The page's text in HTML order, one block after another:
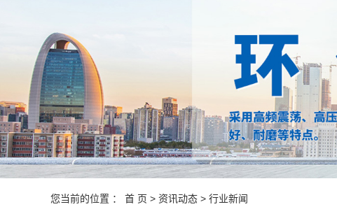
您当前的位置 ： 首 页 > 资讯动态 > 行业新闻